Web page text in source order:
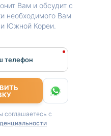
Вам и обсудит с
необходимого Вам
Южной Кореи.
телефон
соглашаетесь с